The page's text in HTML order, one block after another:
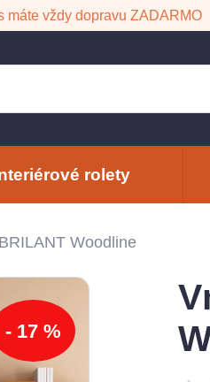
máte vždy dopravu ZADARMO
rolety
Woodline
- 17 %